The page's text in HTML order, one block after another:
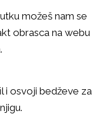
možeš nam se
obrasca na webu
i osvoji bedževe za